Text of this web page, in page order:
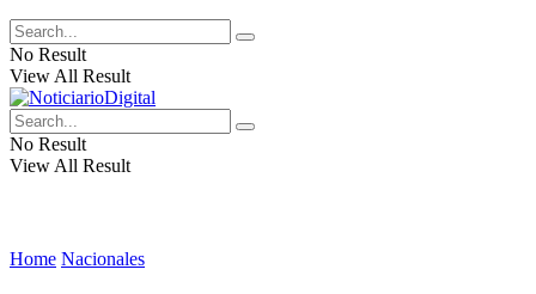
No Result
View All Result
No Result
View All Result
Home Nacionales